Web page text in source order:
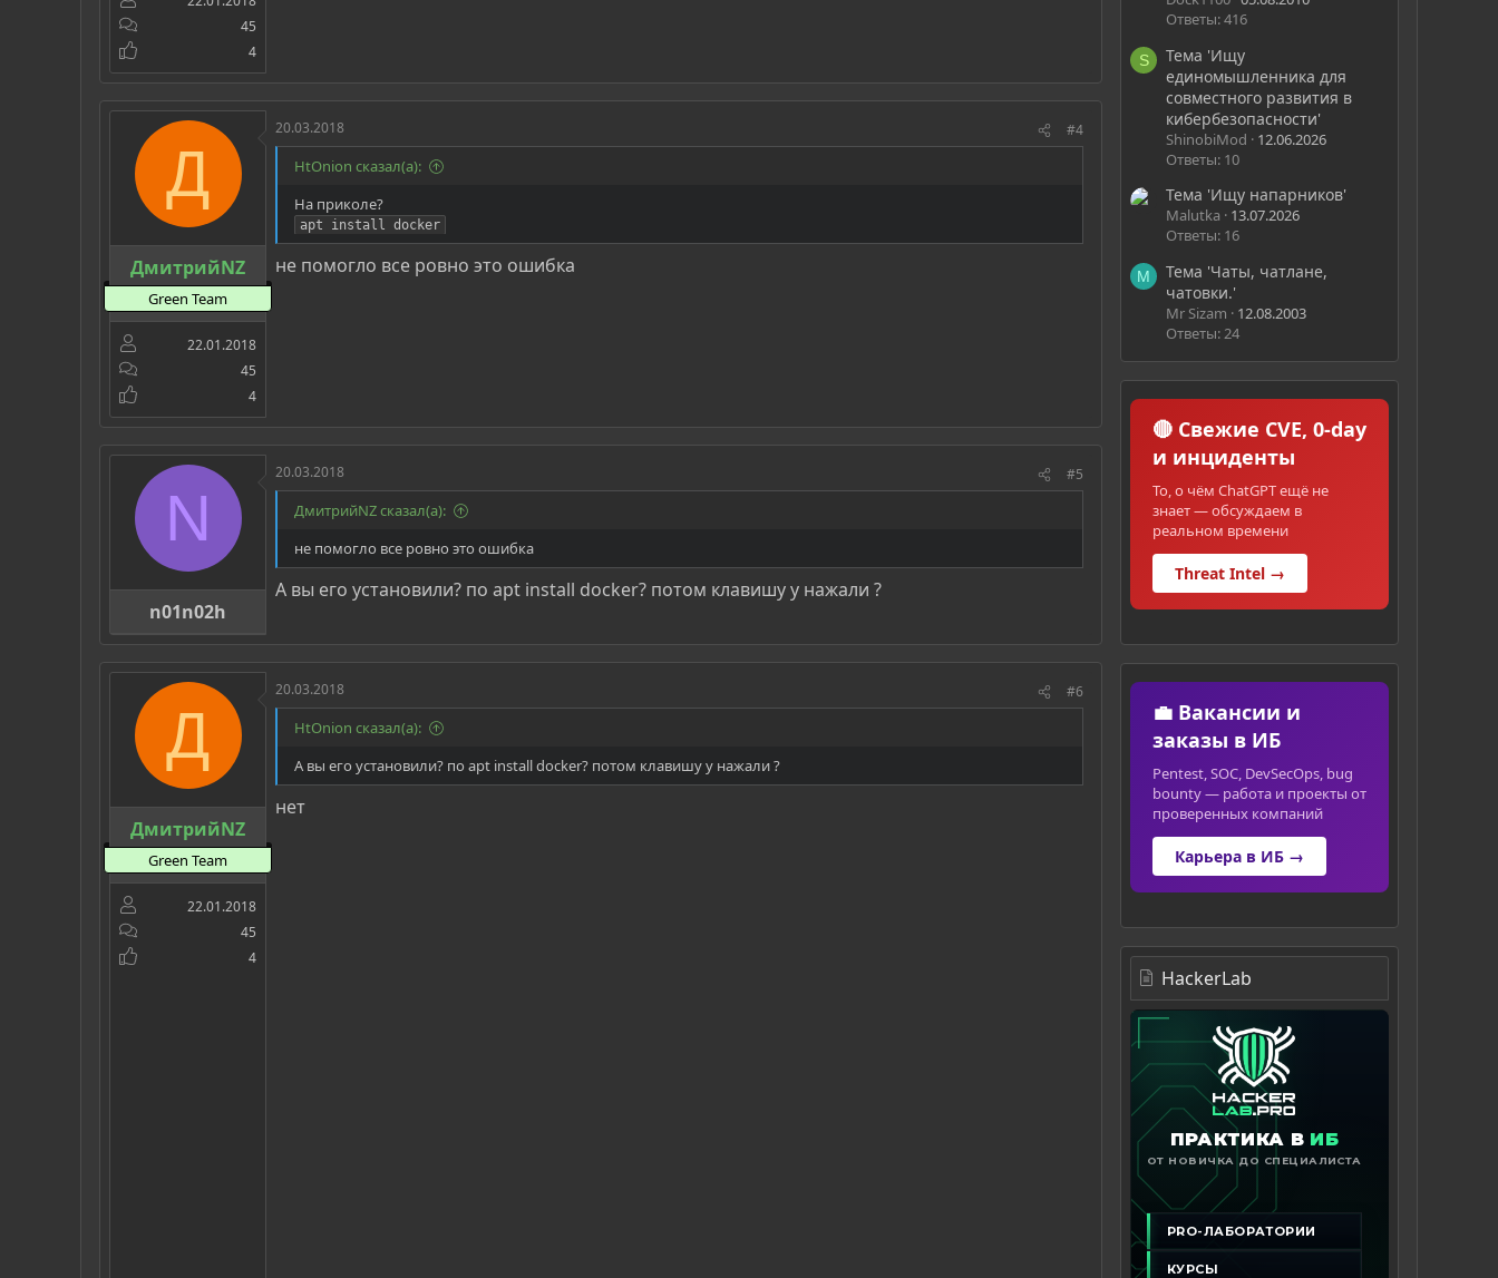
45
4
Д
ДмитрийNZ
Green Team
22.01.2018
45
4
20.03.2018 #4
HtOnion сказал(а):
На приколе?
apt install docker
не помогло все ровно это ошибка
N
n01n02h
20.03.2018 #5
ДмитрийNZ сказал(а):
не помогло все ровно это ошибка
А вы его установили? по apt install docker? потом клавишу y нажали ?
Д
ДмитрийNZ
Green Team
22.01.2018
45
4
20.03.2018 #6
HtOnion сказал(а):
А вы его установили? по apt install docker? потом клавишу y нажали ?
нет
Ответы: 416
S
Тема 'Ищу
единомышленника для
совместного развития в
кибербезопасности'
ShinobiMod
12.06.2026
Ответы: 10
Тема 'Ищу напарников'
Malutka
13.07.2026
Ответы: 16
M
Тема 'Чаты, чатлане,
чатовки.'
Mr Sizam
12.08.2003
Ответы: 24
🔴 Свежие CVE, 0-day
и инциденты
То, о чём ChatGPT ещё не
знает — обсуждаем в
реальном времени
Threat Intel →
💼 Вакансии и
заказы в ИБ
Pentest, SOC, DevSecOps, bug
bounty — работа и проекты от
проверенных компаний
Карьера в ИБ →
HackerLab